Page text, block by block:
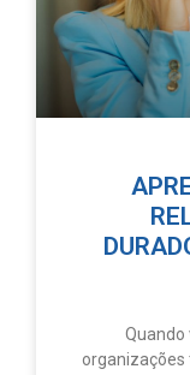
Quando